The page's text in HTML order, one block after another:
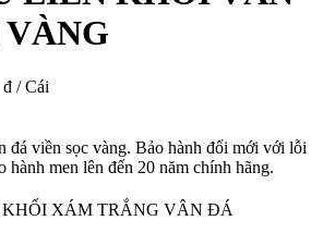
đ / Cái
đá viền sọc vàng. Bảo hành đổi mới với lỗi
hành men lên đến 20 năm chính hãng.